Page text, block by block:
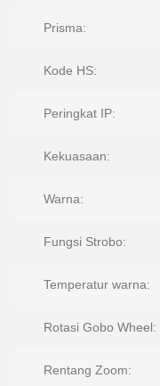
Prisma:
Kode HS:
Peringkat IP:
Kekuasaan:
Warna:
Fungsi Strobo:
Temperatur warna:
Rotasi Gobo Wheel:
Rentang Zoom: